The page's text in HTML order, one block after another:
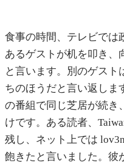
食事の時間、テレビでは
あるゲストが机を叩き、
と言います。別のゲスト
ちのほうだと言い返しま
の番組で同じ芝居が続き
けです。ある読者、
残し、ネット上では
飽きたと言いました。彼